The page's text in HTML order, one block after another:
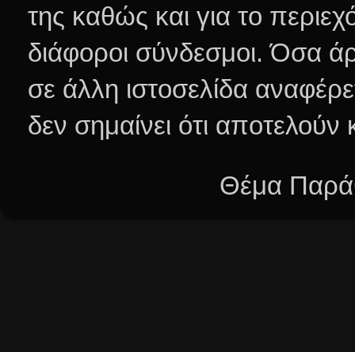
της καθώς και για το
διάφοροι σύνδεσμοι.Όσα
σε άλλη ιστοσελίδα
δεν σημαίνει ότι
Θέμα